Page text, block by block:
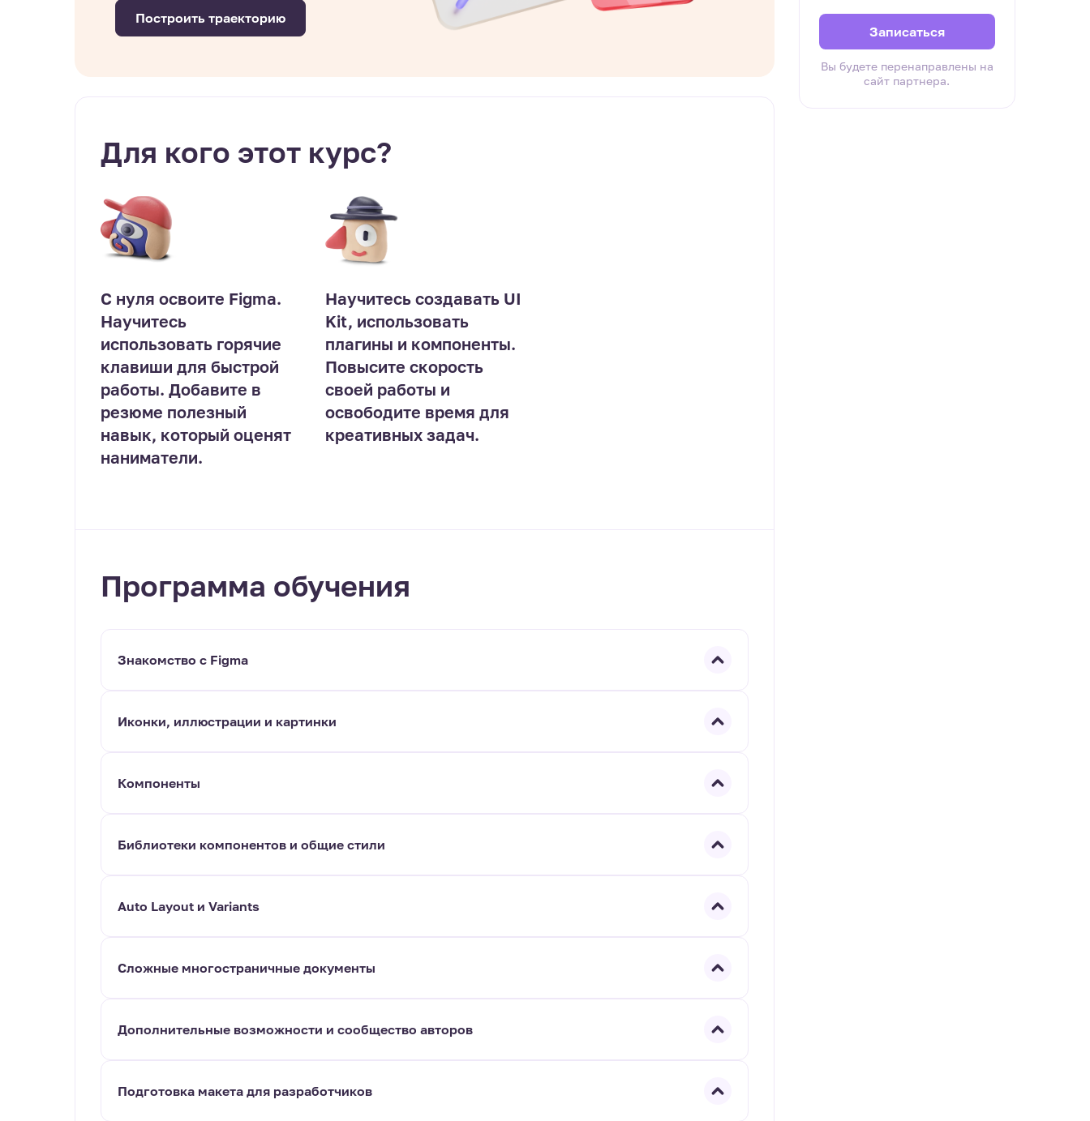
Записаться
Вы будете перенаправлены на
сайт партнера.
Построить траекторию
Для кого этот курс?
С нуля освоите Figma.
Научитесь
использовать горячие
клавиши для быстрой
работы. Добавите в
резюме полезный
навык, который оценят
наниматели.
Научитесь создавать UI
Kit, использовать
плагины и компоненты.
Повысите скорость
своей работы и
освободите время для
креативных задач.
Программа обучения
Знакомство с Figma
Иконки, иллюстрации и картинки
Компоненты
Библиотеки компонентов и общие стили
Auto Layout и Variants
Сложные многостраничные документы
Дополнительные возможности и сообщество авторов
Подготовка макета для разработчиков